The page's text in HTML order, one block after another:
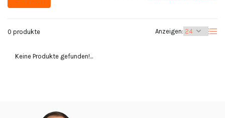
0 produkte Anzeigen:
Keine Produkte gefunden!...